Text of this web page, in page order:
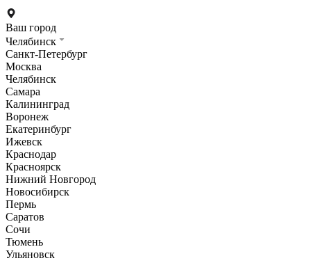
Ваш город
Челябинск
Санкт-Петербург
Москва
Челябинск
Самара
Калининград
Воронеж
Екатеринбург
Ижевск
Краснодар
Красноярск
Нижний Новгород
Новосибирск
Пермь
Саратов
Сочи
Тюмень
Ульяновск